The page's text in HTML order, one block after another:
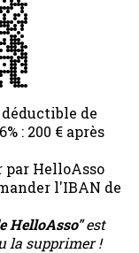
de
: 200 € après
par HelloAsso
l'IBAN de
HelloAsso"est
la supprimer !